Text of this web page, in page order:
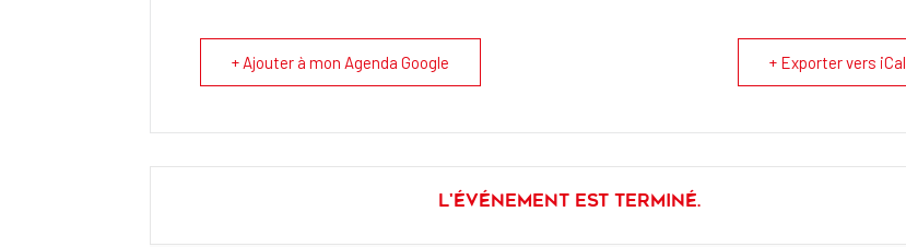
+ Ajouter à mon Agenda Google + Exporter vers iCal
L'événement est terminé.